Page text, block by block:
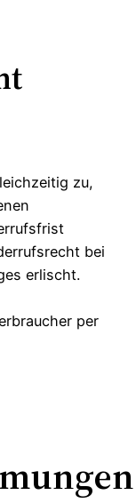
zu,
bei
erlischt.
per